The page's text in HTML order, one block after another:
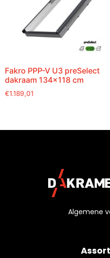
Fakro PPP-V U3 preSelect
dakraam 134×118 cm
€1.189,01
Algemene